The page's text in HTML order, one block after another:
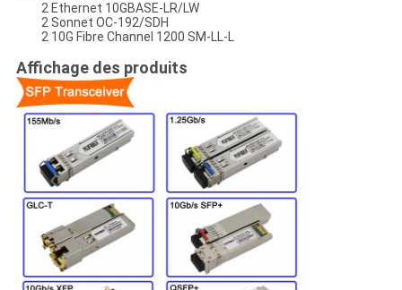
2 Ethernet 10GBASE-LR/LW
2 Sonnet OC-192/SDH
2 10G Fibre Channel 1200 SM-LL-L
Affichage des produits